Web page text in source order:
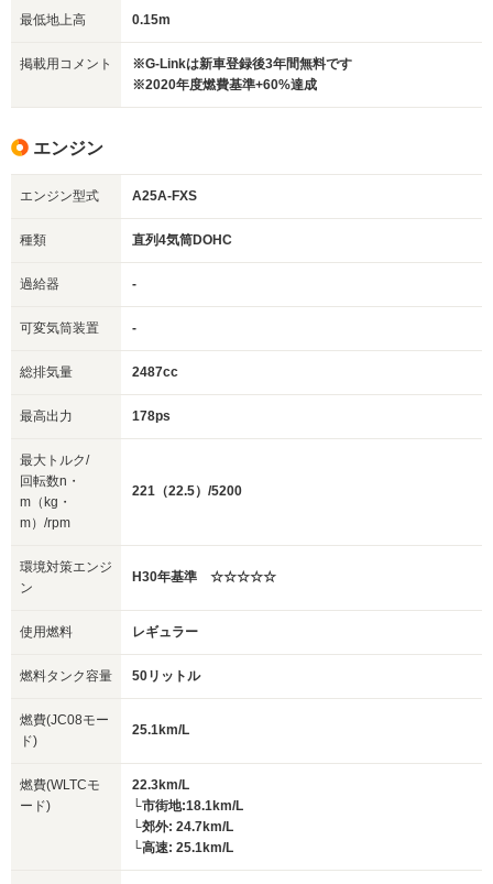
最低地上高 0.15m
掲載用コメント
※G-Linkは新車登録後3年間無料です
※2020年度燃費基準+60%達成
エンジン
エンジン型式 A25A-FXS
種類 直列4気筒DOHC
過給器 -
可変気筒装置 -
総排気量 2487cc
最高出力 178ps
最大トルク/
回転数n・
m（kg・
m）/rpm
221（22.5）/5200
環境対策エンジ
ン
H30年基準 ☆☆☆☆☆
使用燃料 レギュラー
燃料タンク容量 50リットル
燃費(JC08モー
ド)
25.1km/L
燃費(WLTCモ
ード)
22.3km/L
└市街地:18.1km/L
└郊外: 24.7km/L
└高速: 25.1km/L